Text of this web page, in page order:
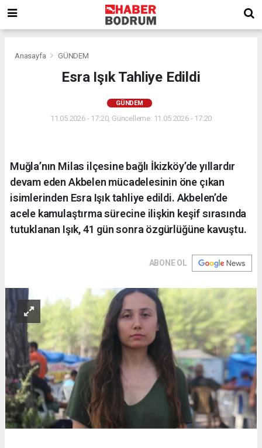
Anasayfa GÜNDEM
Esra Işık Tahliye Edildi
GÜNDEM
11.05.2026 - 17:20, Güncelleme: 11.05.2026 - 17:20
Muğla’nın Milas ilçesine bağlı İkizköy’de yıllardır
devam eden Akbelen mücadelesinin öne çıkan
isimlerinden Esra Işık tahliye edildi. Akbelen’de
acele kamulaştırma sürecine ilişkin keşif sırasında
tutuklanan Işık, 41 gün sonra özgürlüğüne kavuştu.
ABONE OL